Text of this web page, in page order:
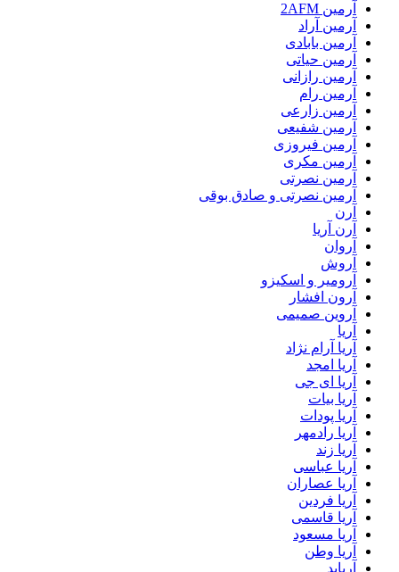
آرمین 2AFM
آرمین آراد
آرمین بابادی
آرمین حیاتی
آرمین رازانی
آرمین رام
آرمین زارعی
آرمین شفیعی
آرمین فیروزی
آرمین مکری
آرمین نصرتی
آرمین نصرتی و صادق بوقی
آرن
آرن آریا
آروان
آروش
آرومیر و اسکیزو
آرون افشار
آروین صمیمی
آریا
آریا آرام نژاد
آریا امجد
آریا ای جی
آریا بیات
آریا پودات
آریا رادمهر
آریا زند
آریا عباسی
آریا عصاران
آریا فردین
آریا قاسمی
آریا مسعود
آریا وطن
آریابد